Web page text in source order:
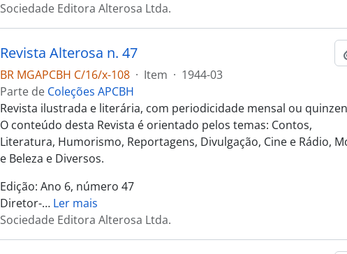
Sociedade Editora Alterosa Ltda.
Revista Alterosa n. 47
BR MGAPCBH C/16/x-108 · Item · 1944-03
Parte de Coleções APCBH
Revista ilustrada e literária, com periodicidade mensal ou
O conteúdo desta Revista é orientado pelos temas: Contos,
Literatura, Humorismo, Reportagens, Divulgação, Cine e Rádio,
e Beleza e Diversos.
Edição: Ano 6, número 47
Diretor-… Ler mais
Sociedade Editora Alterosa Ltda.